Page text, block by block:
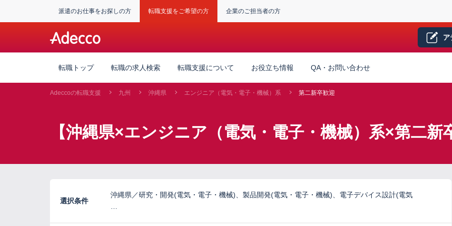
派遣のお仕事をお探しの方 転職支援をご希望の方 企業のご担当者の方
ア
転職トップ 転職の求人検索 転職支援について お役立ち情報 QA・お問い合わせ
Adeccoの転職支援 九州 沖縄県 エンジニア（電気・電子・機械）系 第二新卒歓迎
【沖縄県×エンジニア（電気・電子・機械）系×第二
選択条件
沖縄県／研究・開発(電気・電子・機械)、製品開発(電気・電子・機械)、電子デバイス設計(電気